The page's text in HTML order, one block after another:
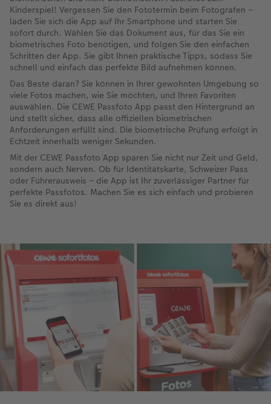
Kinderspiel! Vergessen Sie den Fototermin beim Fotografen –
laden Sie sich die App auf Ihr Smartphone und starten Sie
sofort durch. Wählen Sie das Dokument aus, für das Sie ein
biometrisches Foto benötigen, und folgen Sie den einfachen
Schritten der App. Sie gibt Ihnen praktische Tipps, sodass Sie
schnell und einfach das perfekte Bild aufnehmen können.
Das Beste daran? Sie können in Ihrer gewohnten Umgebung so
viele Fotos machen, wie Sie möchten, und Ihren Favoriten
auswählen. Die CEWE Passfoto App passt den Hintergrund an
und stellt sicher, dass alle offiziellen biometrischen
Anforderungen erfüllt sind. Die biometrische Prüfung erfolgt in
Echtzeit innerhalb weniger Sekunden.
Mit der CEWE Passfoto App sparen Sie nicht nur Zeit und Geld,
sondern auch Nerven. Ob für Identitätskarte, Schweizer Pass
oder Führerausweis – die App ist Ihr zuverlässiger Partner für
perfekte Passfotos. Machen Sie es sich einfach und probieren
Sie es direkt aus!